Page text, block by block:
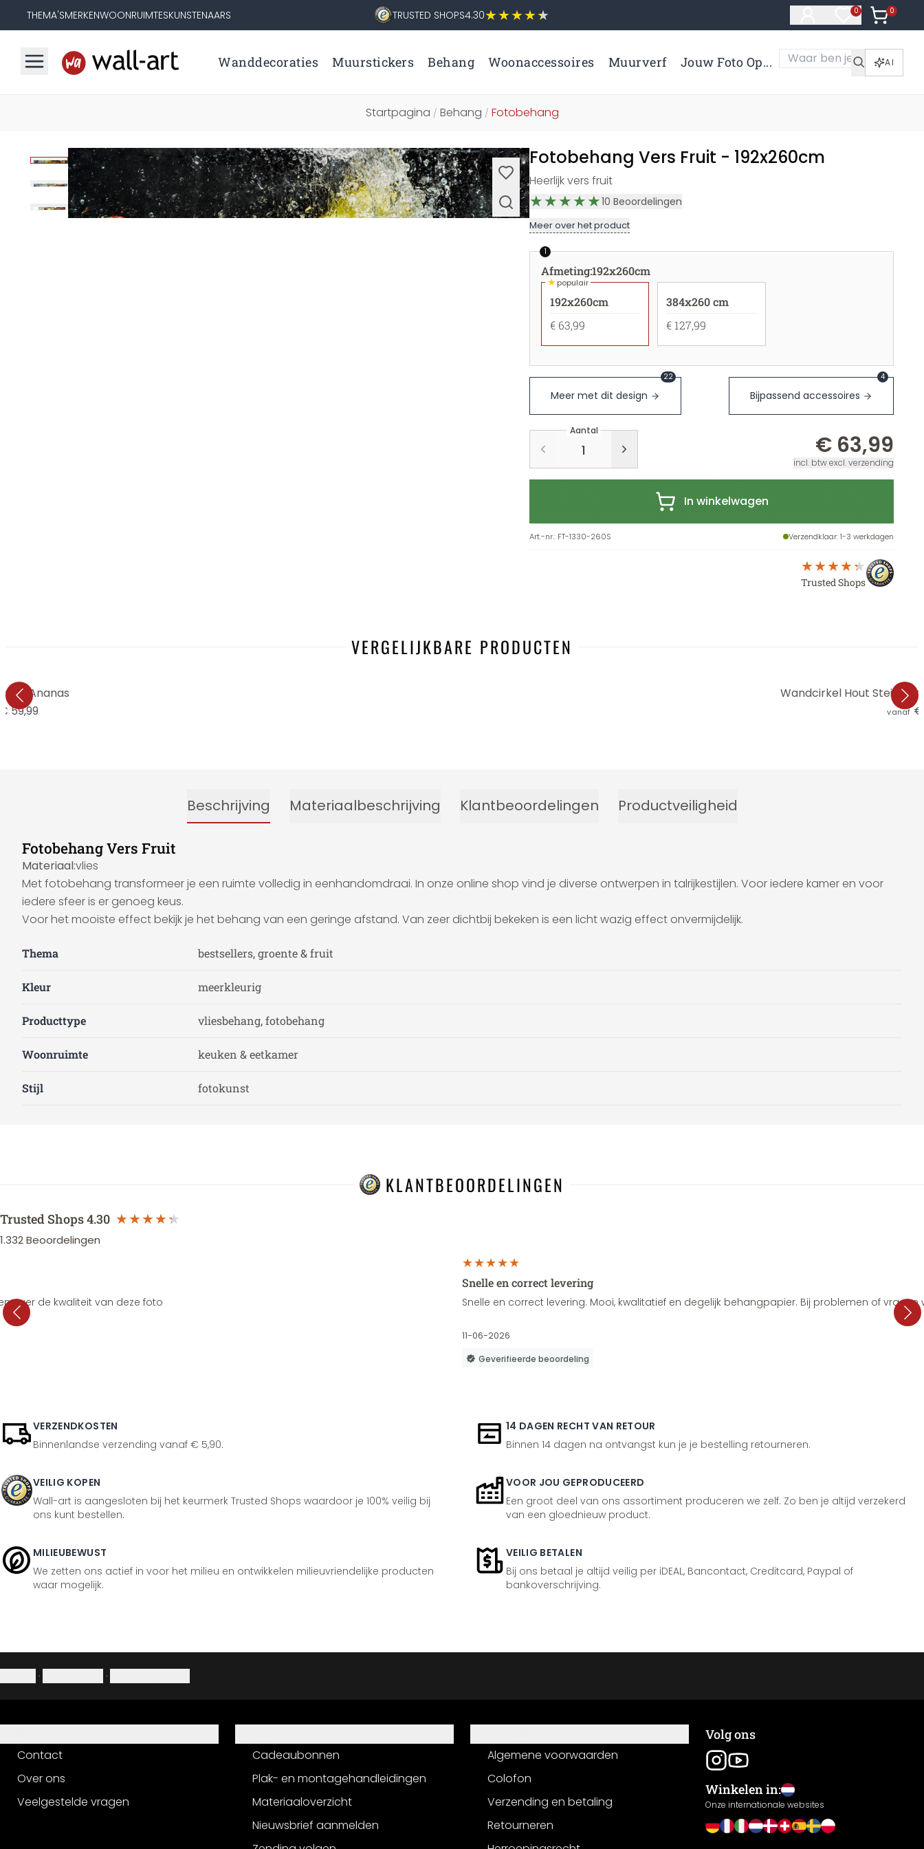
THEMA'SMERKENWOONRUIMTESKUNSTENAARS TRUSTED SHOPS4.30 0
Artikelen in
0
Artikelen
Wanddecoraties Muurstickers Behang Woonaccessoires Muurverf Jouw Foto Op... AI
Startpagina / Behang / Fotobehang
Fotobehang Vers Fruit - 192x260cm
Heerlijk vers fruit
10 Beoordelingen
Meer over het product
1
Afmeting:192x260cm
★populair
192x260cm
€ 63,99
384x260 cm
€ 127,99
Meer met dit design
22
Bijpassend accessoires
4
Aantal
€ 63,99
incl. btw excl. verzending
In winkelwagen
Art.-nr.: FT-1330-260S Verzendklaar: 1-3 werkdagen
Trusted Shops
VERGELIJKBARE PRODUCTEN
Ananas
59,99
Wandcirkel Hout Steiger
vanaf €
Beschrijving Materiaalbeschrijving Klantbeoordelingen Productveiligheid
Fotobehang Vers Fruit
Materiaal:vlies
Met fotobehang transformeer je een ruimte volledig in eenhandomdraai. In onze online shop vind je diverse ontwerpen in talrijkestijlen. Voor iedere kamer en voor
iedere sfeer is er genoeg keus.
Voor het mooiste effect bekijk je het behang van een geringe afstand. Van zeer dichtbij bekeken is een licht wazig effect onvermijdelijk.
Thema bestsellers, groente & fruit
Kleur meerkleurig
Producttype vliesbehang, fotobehang
Woonruimte keuken & eetkamer
Stijl fotokunst
KLANTBEOORDELINGEN
Trusted Shops4.30
1.332Beoordelingen
over de kwaliteit van deze foto
Snelle en correct levering
Snelle en correct levering. Mooi, kwalitatief en degelijk behangpapier. Bij problemen of
11-06-2026
Geverifieerde beoordeling
VERZENDKOSTEN
Binnenlandse verzending vanaf € 5,90.
14 DAGEN RECHT VAN RETOUR
Binnen 14 dagen na ontvangst kun je je bestelling retourneren.
VEILIG KOPEN
Wall-art is aangesloten bij het keurmerk Trusted Shops waardoor je 100% veilig bij
ons kunt bestellen.
VOOR JOU GEPRODUCEERD
Een groot deel van ons assortiment produceren we zelf. Zo ben je altijd verzekerd
van een gloednieuw product.
MILIEUBEWUST
We zetten ons actief in voor het milieu en ontwikkelen milieuvriendelijke producten
waar mogelijk.
VEILIG BETALEN
Bij ons betaal je altijd veilig per iDEAL, Bancontact, Creditcard, Paypal of
bankoverschrijving.
· ·
Contact
Over ons
Veelgestelde vragen
Cadeaubonnen
Plak- en montagehandleidingen
Materiaaloverzicht
Nieuwsbrief aanmelden
Algemene voorwaarden
Colofon
Verzending en betaling
Retourneren
Volg ons
Winkelen in:
Onze internationale websites